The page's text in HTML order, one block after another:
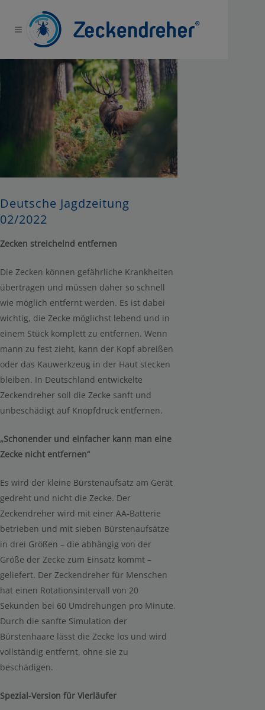
Deutsche Jagdzeitung
02/2022
Zecken streichelnd entfernen
Die Zecken können gefährliche Krankheiten
übertragen und müssen daher so schnell
wie möglich entfernt werden. Es ist dabei
wichtig, die Zecke möglichst lebend und in
einem Stück komplett zu entfernen. Wenn
mann zu fest zieht, kann der Kopf abreißen
oder das Kauwerkzeug in der Haut stecken
bleiben. In Deutschland entwickelte
Zeckendreher soll die Zecke sanft und
unbeschädigt auf Knopfdruck entfernen.
„Schonender und einfacher kann man eine
Zecke nicht entfernen“
Es wird der kleine Bürstenaufsatz am Gerät
gedreht und nicht die Zecke. Der
Zeckendreher wird mit einer AA-Batterie
betrieben und mit sieben Bürstenaufsätze
in drei Größen – die abhängig von der
Größe der Zecke zum Einsatz kommt –
geliefert. Der Zeckendreher für Menschen
hat einen Rotationsintervall von 20
Sekunden bei 60 Umdrehungen pro Minute.
Durch die sanfte Simulation der
Bürstenhaare lässt die Zecke los und wird
vollständig entfernt, ohne sie zu
beschädigen.
Spezial-Version für Vierläufer